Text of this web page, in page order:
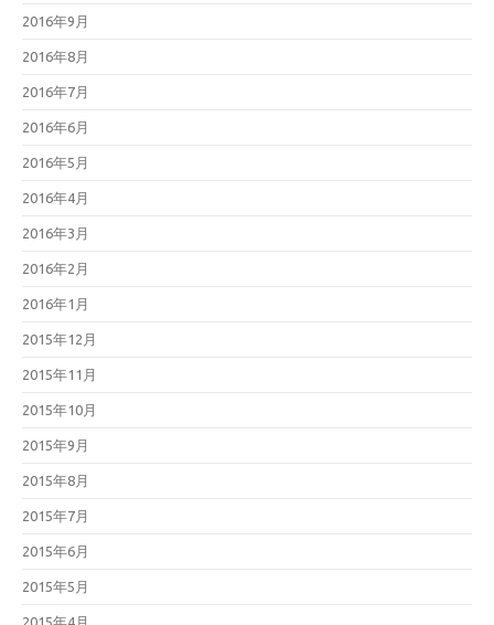
2016年9月
2016年8月
2016年7月
2016年6月
2016年5月
2016年4月
2016年3月
2016年2月
2016年1月
2015年12月
2015年11月
2015年10月
2015年9月
2015年8月
2015年7月
2015年6月
2015年5月
2015年4月